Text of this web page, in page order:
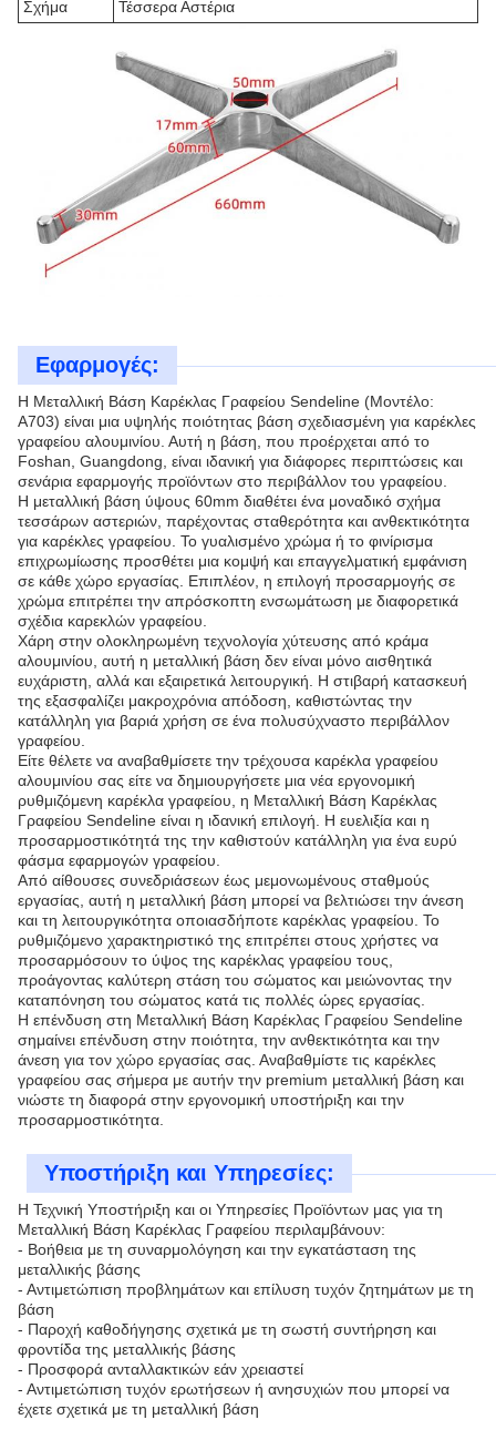
Σχήμα
Τέσσερα Αστέρια
Εφαρμογές:
Η Μεταλλική Βάση Καρέκλας Γραφείου Sendeline (Μοντέλο:
A703) είναι μια υψηλής ποιότητας βάση σχεδιασμένη για καρέκλες
γραφείου αλουμινίου. Αυτή η βάση, που προέρχεται από το
Foshan, Guangdong, είναι ιδανική για διάφορες περιπτώσεις και
σενάρια εφαρμογής προϊόντων στο περιβάλλον του γραφείου.
Η μεταλλική βάση ύψους 60mm διαθέτει ένα μοναδικό σχήμα
τεσσάρων αστεριών, παρέχοντας σταθερότητα και ανθεκτικότητα
για καρέκλες γραφείου. Το γυαλισμένο χρώμα ή το φινίρισμα
επιχρωμίωσης προσθέτει μια κομψή και επαγγελματική εμφάνιση
σε κάθε χώρο εργασίας. Επιπλέον, η επιλογή προσαρμογής σε
χρώμα επιτρέπει την απρόσκοπτη ενσωμάτωση με διαφορετικά
σχέδια καρεκλών γραφείου.
Χάρη στην ολοκληρωμένη τεχνολογία χύτευσης από κράμα
αλουμινίου, αυτή η μεταλλική βάση δεν είναι μόνο αισθητικά
ευχάριστη, αλλά και εξαιρετικά λειτουργική. Η στιβαρή κατασκευή
της εξασφαλίζει μακροχρόνια απόδοση, καθιστώντας την
κατάλληλη για βαριά χρήση σε ένα πολυσύχναστο περιβάλλον
γραφείου.
Είτε θέλετε να αναβαθμίσετε την τρέχουσα καρέκλα γραφείου
αλουμινίου σας είτε να δημιουργήσετε μια νέα εργονομική
ρυθμιζόμενη καρέκλα γραφείου, η Μεταλλική Βάση Καρέκλας
Γραφείου Sendeline είναι η ιδανική επιλογή. Η ευελιξία και η
προσαρμοστικότητά της την καθιστούν κατάλληλη για ένα ευρύ
φάσμα εφαρμογών γραφείου.
Από αίθουσες συνεδριάσεων έως μεμονωμένους σταθμούς
εργασίας, αυτή η μεταλλική βάση μπορεί να βελτιώσει την άνεση
και τη λειτουργικότητα οποιασδήποτε καρέκλας γραφείου. Το
ρυθμιζόμενο χαρακτηριστικό της επιτρέπει στους χρήστες να
προσαρμόσουν το ύψος της καρέκλας γραφείου τους,
προάγοντας καλύτερη στάση του σώματος και μειώνοντας την
καταπόνηση του σώματος κατά τις πολλές ώρες εργασίας.
Η επένδυση στη Μεταλλική Βάση Καρέκλας Γραφείου Sendeline
σημαίνει επένδυση στην ποιότητα, την ανθεκτικότητα και την
άνεση για τον χώρο εργασίας σας. Αναβαθμίστε τις καρέκλες
γραφείου σας σήμερα με αυτήν την premium μεταλλική βάση και
νιώστε τη διαφορά στην εργονομική υποστήριξη και την
προσαρμοστικότητα.
Υποστήριξη και Υπηρεσίες:
Η Τεχνική Υποστήριξη και οι Υπηρεσίες Προϊόντων μας για τη
Μεταλλική Βάση Καρέκλας Γραφείου περιλαμβάνουν:
- Βοήθεια με τη συναρμολόγηση και την εγκατάσταση της
μεταλλικής βάσης
- Αντιμετώπιση προβλημάτων και επίλυση τυχόν ζητημάτων με τη
βάση
- Παροχή καθοδήγησης σχετικά με τη σωστή συντήρηση και
φροντίδα της μεταλλικής βάσης
- Προσφορά ανταλλακτικών εάν χρειαστεί
- Αντιμετώπιση τυχόν ερωτήσεων ή ανησυχιών που μπορεί να
έχετε σχετικά με τη μεταλλική βάση